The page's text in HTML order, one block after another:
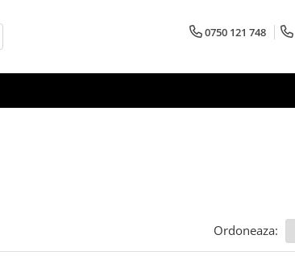
0750 121 748
Ordoneaza: